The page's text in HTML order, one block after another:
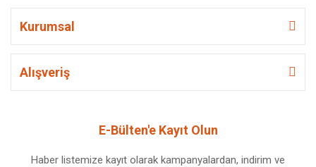
Kurumsal
Alışveriş
E-Bülten'e Kayıt Olun
Haber listemize kayıt olarak kampanyalardan, indirim ve